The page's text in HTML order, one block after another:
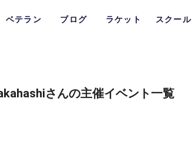
ベテラン ブログ ラケット スクール
さんの主催イベント一覧